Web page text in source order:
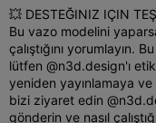
💥 DESTEĞINIZ IÇIN
Bu vazo modelini
çalıştığını yorumlayın.
lütfen @n3d.design'ı
yeniden yayınlamaya ve
bizi ziyaret edin
gönderin ve nasıl